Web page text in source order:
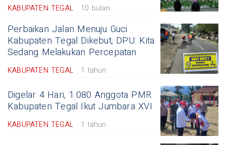
KABUPATEN TEGAL 10 bulan
Perbaikan Jalan Menuju Guci
Kabupaten Tegal Dikebut, DPU: Kita
Sedang Melakukan Percepatan
KABUPATEN TEGAL 1 tahun
Digelar 4 Hari, 1.080 Anggota PMR
Kabupaten Tegal Ikut Jumbara XVI
KABUPATEN TEGAL 1 tahun